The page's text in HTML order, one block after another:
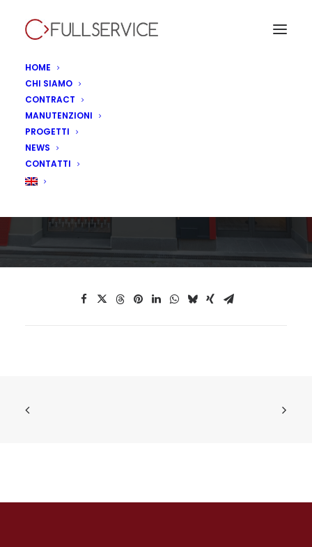
HOME
CHI SIAMO
CONTRACT
MANUTENZIONI
PROGETTI
NEWS
CONTATTI
Prossimamente KFC
Parma by Fullservice